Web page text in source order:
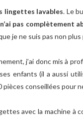
lingettes lavables. Le
pas complètement
je ne suis pas non
j’ai donc mis à
enfants (il a aussi
pièces conseillées pour
avec la machine à